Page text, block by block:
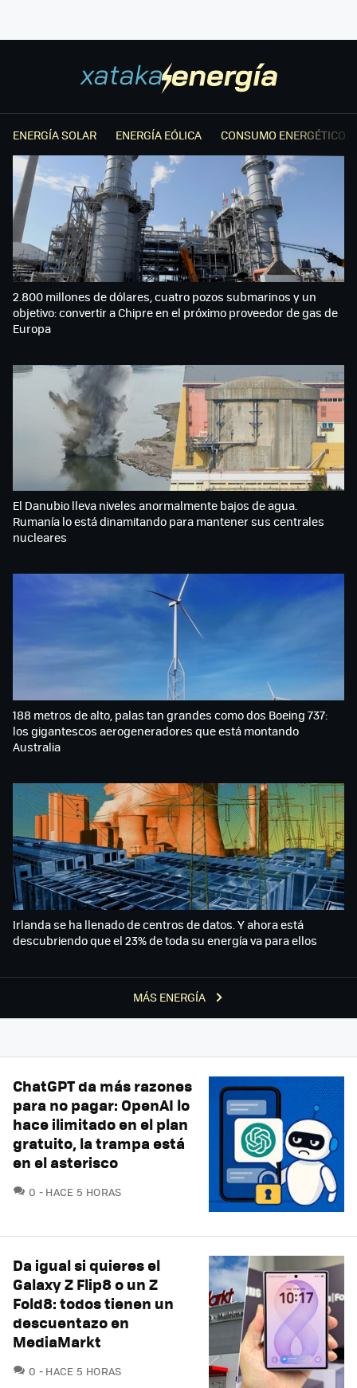
ENERGÍA SOLAR ENERGÍA EÓLICA CONSUMO ENERGÉTICO
MÁS ENERGÍA
2.800 millones de dólares, cuatro pozos submarinos y un
objetivo: convertir a Chipre en el próximo proveedor de gas de
Europa
El Danubio lleva niveles anormalmente bajos de agua.
Rumanía lo está dinamitando para mantener sus centrales
nucleares
188 metros de alto, palas tan grandes como dos Boeing 737:
los gigantescos aerogeneradores que está montando
Australia
Irlanda se ha llenado de centros de datos. Y ahora está
descubriendo que el 23% de toda su energía va para ellos
ChatGPT da más razones
para no pagar: OpenAI lo
hace ilimitado en el plan
gratuito, la trampa está
en el asterisco
0 COMENTARIOS
HACE 5 HORAS
Da igual si quieres el
Galaxy Z Flip8 o un Z
Fold8: todos tienen un
descuentazo en
MediaMarkt
0 COMENTARIOS
HACE 5 HORAS